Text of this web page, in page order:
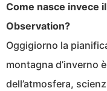
Come nasce invece
Observation?
Oggigiorno la
montagna d’inverno
dell’atmosfera,